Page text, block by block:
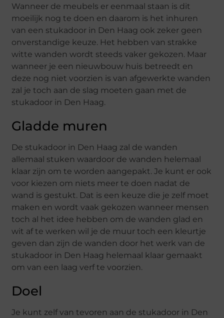
Wanneer de meubels er eenmaal staan is dit
moeilijk nog te doen en daarom is het inhuren
van een stukadoor in Den Haag ook zeker geen
onverstandige keuze. Het hebben van strakke
witte wanden wordt steeds vaker gekozen. Maar
wanneer je een nieuwbouw huis betreedt en
deze nog niet voorzien is van afgewerkte wanden
zal je toch aan de slag moeten gaan met de
stukadoor in Den Haag.
Gladde muren
De stukadoor in Den Haag zal de wanden
allemaal stuken waardoor de wanden helemaal
klaar zijn om te worden aangepakt. Je kunt er ook
voor kiezen om niets meer te doen nadat de
wand is gestukt. Dat is een keuze die je zelf moet
maken en wordt vaak gekozen wanneer mensen
toch al het idee hebben om de wanden glad en
wit af te werken wil je de muur toch een kleurtje
geven dan zijn de wanden door het werk van de
stukadoor in Den Haag helemaal klaar gemaakt
om van een laag verf te voorzien.
Doel
Je kunt zelf van tevoren aan de stukadoor in Den